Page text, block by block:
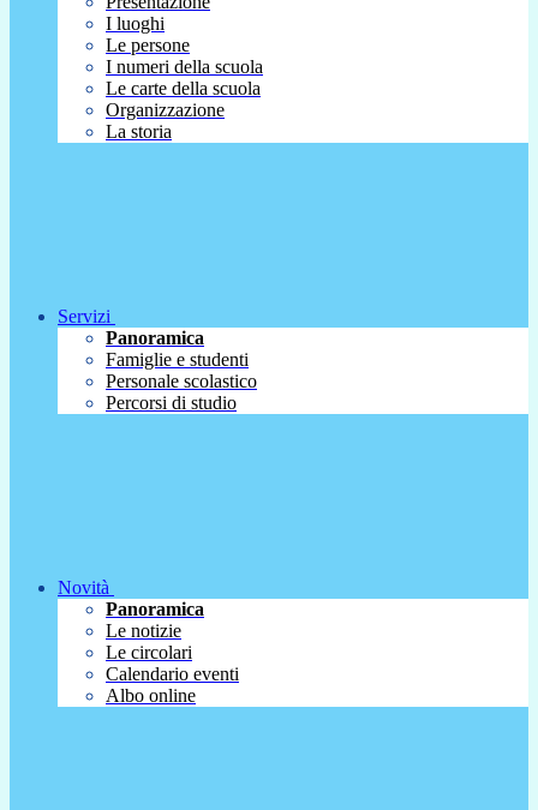
I luoghi
Le persone
I numeri della scuola
Le carte della scuola
Organizzazione
La storia
Servizi
Panoramica
Famiglie e studenti
Personale scolastico
Percorsi di studio
Novità
Panoramica
Le notizie
Le circolari
Calendario eventi
Albo online